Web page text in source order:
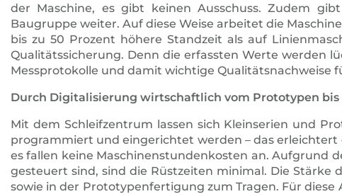
der Maschine, es gibt keinen Ausschuss. Zudem
Baugruppe weiter. Auf diese Weise arbeitet die
bis zu 50 Prozent höhere Standzeit als auf
Qualitätssicherung. Denn die erfassten Werte werden
Messprotokolle und damit wichtige Qualitätsnachweise
Durch Digitalisierung wirtschaftlich vom Prototypen bis
Mit dem Schleifzentrum lassen sich Kleinserien und
programmiert und eingerichtet werden – das
es fallen keine Maschinenstundenkosten an. Aufgrund
gesteuert sind, sind die Rüstzeiten minimal. Die Stärke
sowie in der Prototypenfertigung zum Tragen. Für